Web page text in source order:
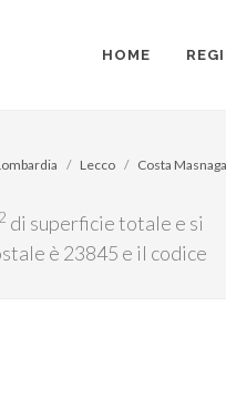
HOME
2 di superficie totale e si
è 23845 e il codice
Lecco Costa Masnaga